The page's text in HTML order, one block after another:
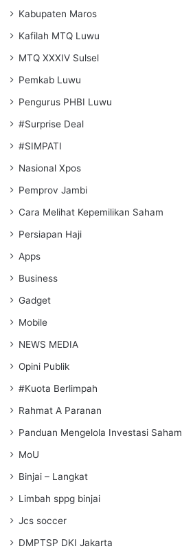
Kabupaten Maros
Kafilah MTQ Luwu
MTQ XXXIV Sulsel
Pemkab Luwu
Pengurus PHBI Luwu
#Surprise Deal
#SIMPATI
Nasional Xpos
Pemprov Jambi
Cara Melihat Kepemilikan Saham
Persiapan Haji
Apps
Business
Gadget
Mobile
NEWS MEDIA
Opini Publik
#Kuota Berlimpah
Rahmat A Paranan
Panduan Mengelola Investasi Saham
MoU
Binjai – Langkat
Limbah sppg binjai
Jcs soccer
DMPTSP DKI Jakarta